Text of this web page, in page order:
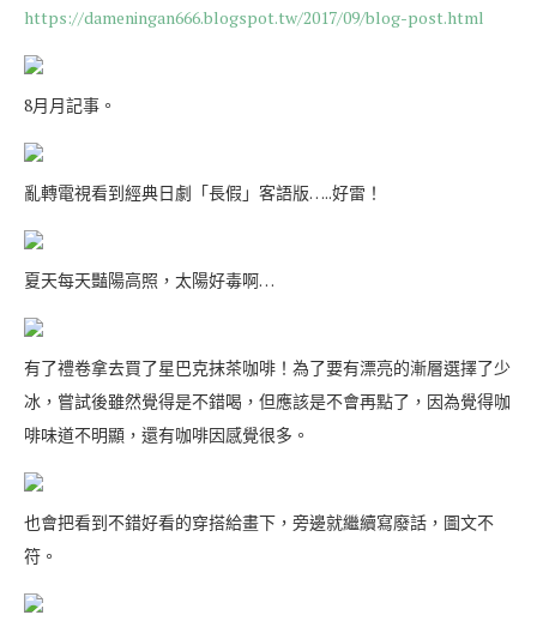
https://dameningan666.blogspot.tw/2017/09/blog-post.html
8月月記事。
亂轉電視看到經典日劇「長假」客語版…..好雷！
夏天每天豔陽高照，太陽好毒啊…
有了禮卷拿去買了星巴克抹茶咖啡！為了要有漂亮的漸層選擇了少
冰，嘗試後雖然覺得是不錯喝，但應該是不會再點了，因為覺得咖
啡味道不明顯，還有咖啡因感覺很多。
也會把看到不錯好看的穿搭給畫下，旁邊就繼續寫廢話，圖文不
符。